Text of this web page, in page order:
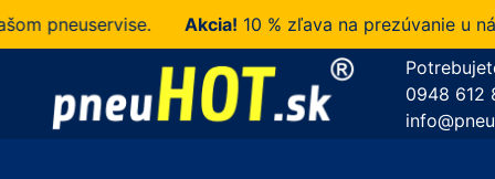
Akcia!10 % zľava na prezúvanie u nás
0948 612